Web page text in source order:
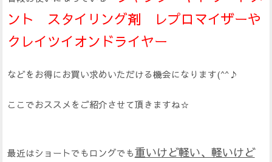
ント スタイリング剤 レプロマイザーや
クレイツイオンドライヤー
などをお得にお買い求めいただける機会になります(^^♪
ここでおススメをご紹介させて頂きますね☆
最近はショートでもロングでも重いけど軽い、軽いけど